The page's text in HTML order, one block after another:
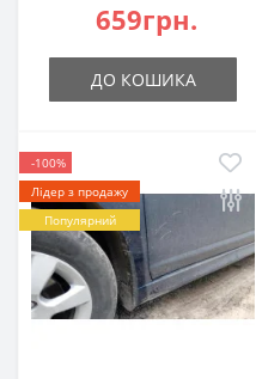
659грн.
ДО КОШИКА
-100%
Лідер з продажу
Популярний